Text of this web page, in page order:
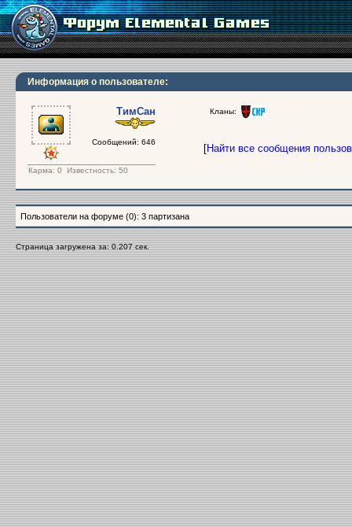
Информация о пользователе:
ТимСан
Сообщений: 646
Карма: 0 Известность: 50
Кланы:
[Найти все сообщения
Пользователи на форуме (0): 3 партизана
Страница загружена за: 0.207 сек.